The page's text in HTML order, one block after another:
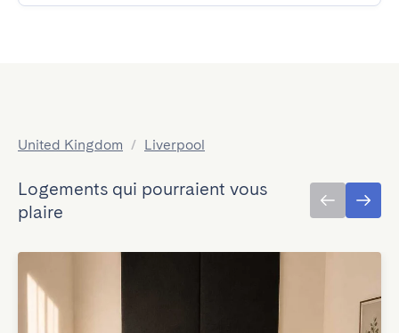
United Kingdom / Liverpool
Logements qui pourraient vous
plaire